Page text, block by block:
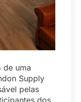
de uma
Supply
pelas
dos